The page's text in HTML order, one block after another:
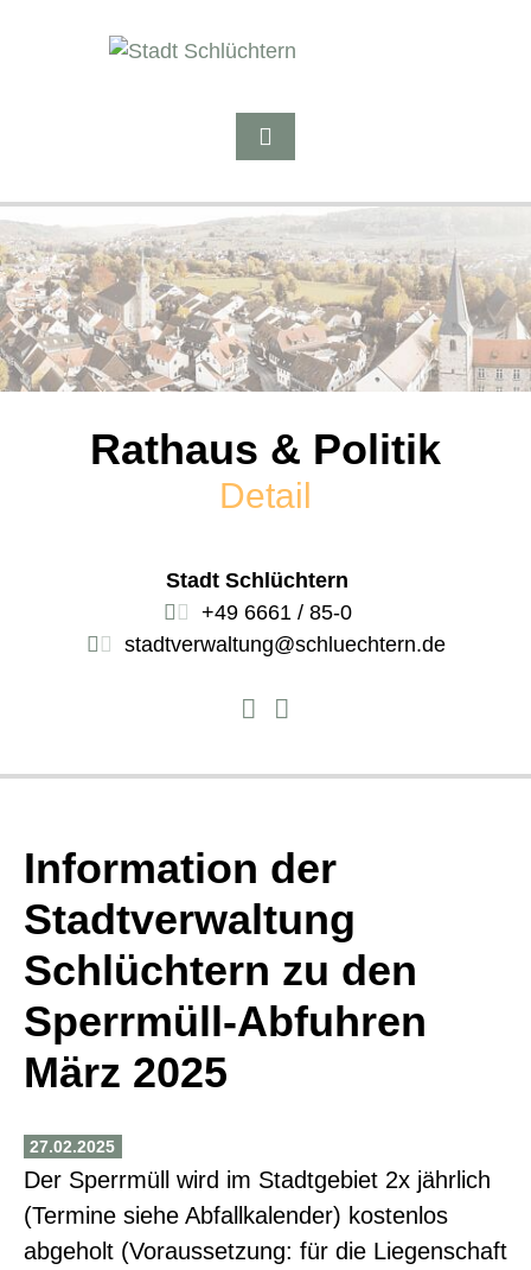
Rathaus & Politik
Detail
Stadt Schlüchtern
+49 6661 / 85-0
stadtverwaltung@schluechtern.de
Information der
Stadtverwaltung
Schlüchtern zu den
Sperrmüll-Abfuhren
März 2025
27.02.2025
Der Sperrmüll wird im Stadtgebiet 2x jährlich
(Termine siehe Abfallkalender) kostenlos
abgeholt (Voraussetzung: für die Liegenschaft